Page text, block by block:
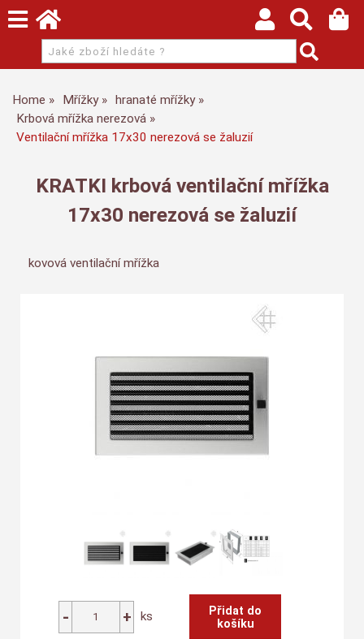
Home Mřížky
hranaté mřížky
Krbová mřížka nerezová
Ventilační mřížka 17x30 nerezová se žaluzií
KRATKI krbová ventilační mřížka
17x30 nerezová se žaluzií
kovová ventilační mřížka
ks